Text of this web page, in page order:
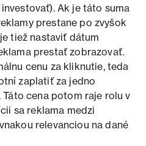
Ak je táto suma
prestane po zvyšok
tiež nastaviť dátum
prestať zobrazovať.
cenu za kliknutie, teda
zaplatiť za jedno
cena potom raje rolu v
sa reklama medzi
relevanciou na dané